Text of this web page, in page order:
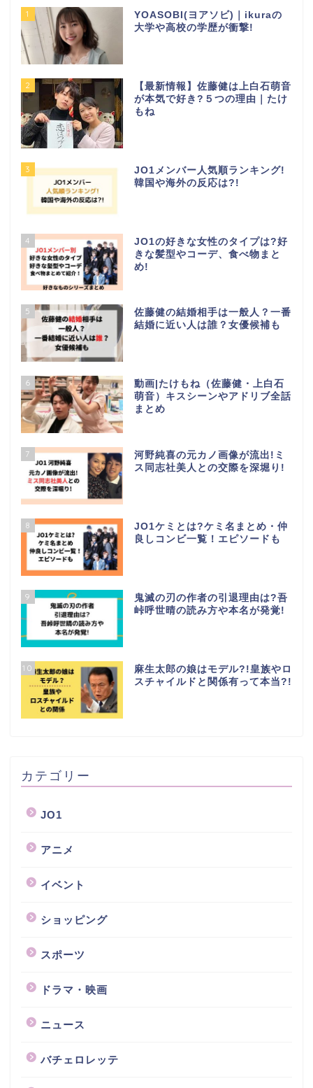
1
YOASOBI(ヨアソビ)｜ikuraの
大学や高校の学歴が衝撃!
2
【最新情報】佐藤健は上白石萌音
が本気で好き?５つの理由｜たけ
もね
3
JO1メンバー人気順ランキング!
韓国や海外の反応は?!
4
JO1の好きな女性のタイプは?好
きな髪型やコーデ、食べ物まと
め!
5
佐藤健の結婚相手は一般人？一番
結婚に近い人は誰？女優候補も
6
動画|たけもね（佐藤健・上白石
萌音）キスシーンやアドリブ全話
まとめ
7
河野純喜の元カノ画像が流出!ミ
ス同志社美人との交際を深堀り!
8
JO1ケミとは?ケミ名まとめ・仲
良しコンビ一覧！エピソードも
9
鬼滅の刃の作者の引退理由は?吾
峠呼世晴の読み方や本名が発覚!
10
麻生太郎の娘はモデル?!皇族やロ
スチャイルドと関係有って本当?!
カテゴリー
JO1
アニメ
イベント
ショッピング
スポーツ
ドラマ・映画
ニュース
バチェロレッテ